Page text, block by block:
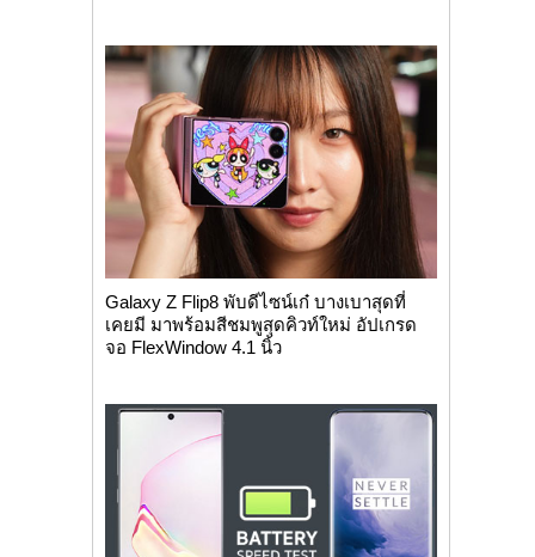
Galaxy Z Flip8 พับดีไซน์เก๋ บางเบาสุดที่
เคยมี มาพร้อมสีชมพูสุดคิวท์ใหม่ อัปเกรด
จอ FlexWindow 4.1 นิ้ว